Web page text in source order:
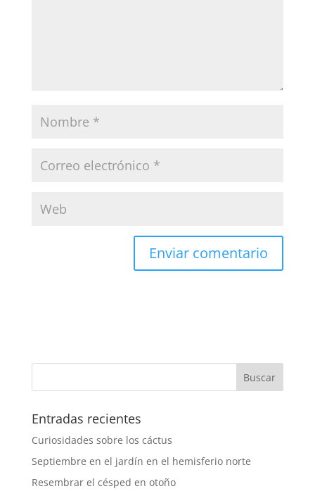
Entradas recientes
Curiosidades sobre los cáctus
Septiembre en el jardín en el hemisferio norte
Resembrar el césped en otoño